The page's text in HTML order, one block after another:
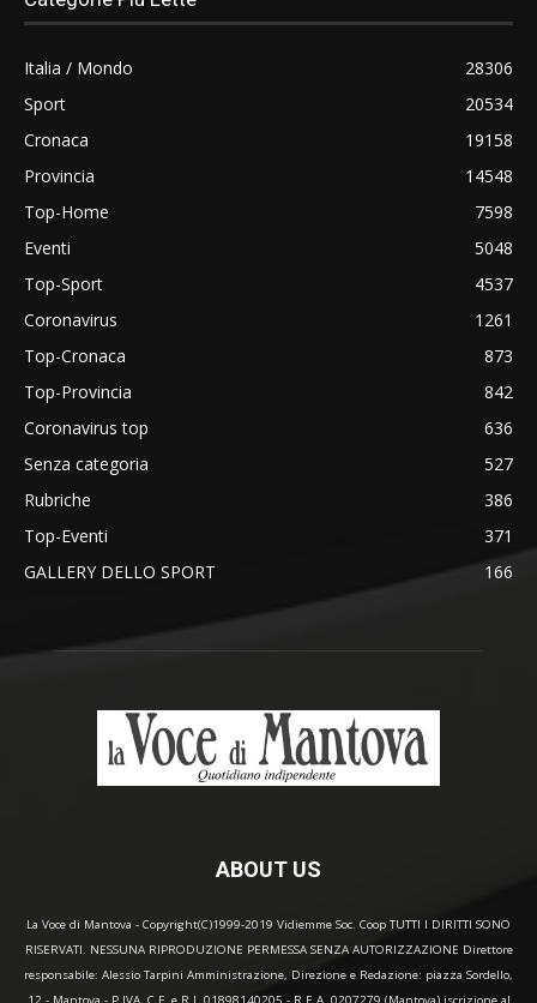
Italia / Mondo
28306
Sport
20534
Cronaca
19158
Provincia
14548
Top-Home
7598
Eventi
5048
Top-Sport
4537
Coronavirus
1261
Top-Cronaca
873
Top-Provincia
842
Coronavirus top
636
Senza categoria
527
Rubriche
386
Top-Eventi
371
GALLERY DELLO SPORT
166
ABOUT US
La Voce di Mantova - Copyright(C)1999-2019 Vidiemme Soc. Coop TUTTI I DIRITTI SONO
RISERVATI. NESSUNA RIPRODUZIONE PERMESSA SENZA AUTORIZZAZIONE Direttore
responsabile: Alessio Tarpini Amministrazione, Direzione e Redazione: piazza Sordello,